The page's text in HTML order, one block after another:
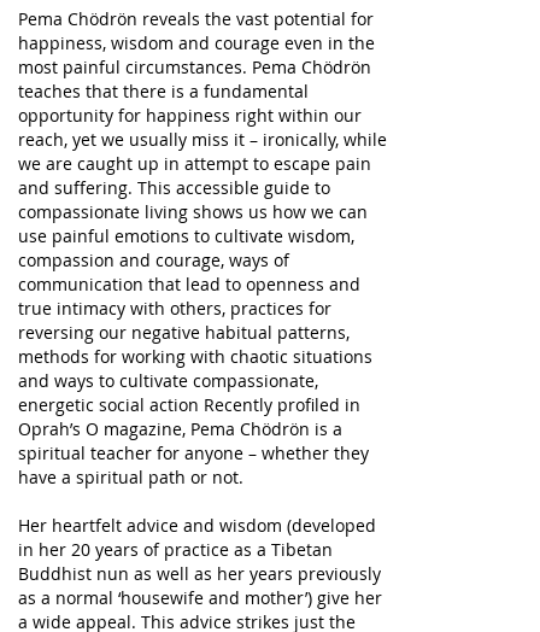
Pema Chödrön reveals the vast potential for
happiness, wisdom and courage even in the
most painful circumstances. Pema Chödrön
teaches that there is a fundamental
opportunity for happiness right within our
reach, yet we usually miss it – ironically, while
we are caught up in attempt to escape pain
and suffering. This accessible guide to
compassionate living shows us how we can
use painful emotions to cultivate wisdom,
compassion and courage, ways of
communication that lead to openness and
true intimacy with others, practices for
reversing our negative habitual patterns,
methods for working with chaotic situations
and ways to cultivate compassionate,
energetic social action Recently profiled in
Oprah’s O magazine, Pema Chödrön is a
spiritual teacher for anyone – whether they
have a spiritual path or not.
Her heartfelt advice and wisdom (developed
in her 20 years of practice as a Tibetan
Buddhist nun as well as her years previously
as a normal ‘housewife and mother’) give her
a wide appeal. This advice strikes just the